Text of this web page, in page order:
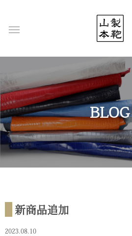
BLOG
新商品追加
2023.08.10